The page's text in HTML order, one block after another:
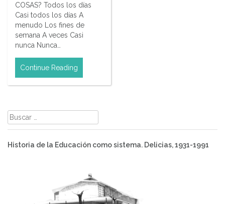
COSAS? Todos los días
Casi todos los días A
menudo Los fines de
semana A veces Casi
nunca Nunca…
Continue Reading
Buscar:
Historia de la Educación como sistema. Delicias, 1931-1991